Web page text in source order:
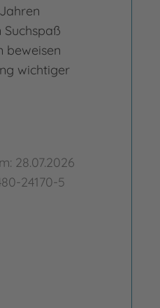
beweisen
wichtiger
28.07.2026
24170-5